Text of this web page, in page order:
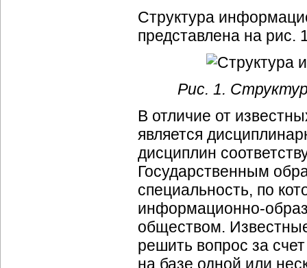
Структура
представлена на рис.
Рис. 1.
В отличие от
является
дисциплин
Государственным
специальность, по
информационно-
обществом.
решить вопрос за
на базе одной или